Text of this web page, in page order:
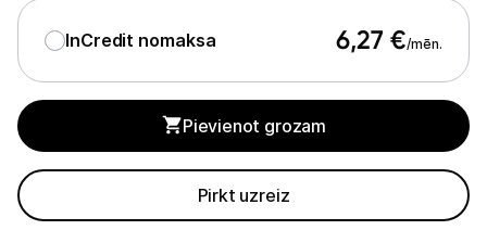
Tosteri
Sviestmaižu tosteri
InCredit nomaksa 6,27 €/mēn.
Pievienot grozam
Pirkt uzreiz